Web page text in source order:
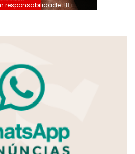
responsabilidade. 18+